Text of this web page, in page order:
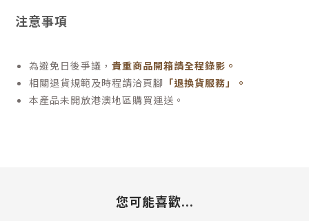
注意事項
為避免日後爭議， 貴重商品開箱請全程錄影。
相關退貨規範及時程請洽頁腳 「退換貨服務」
。
本產品未開放港澳地區購買運送。
您可能喜歡...